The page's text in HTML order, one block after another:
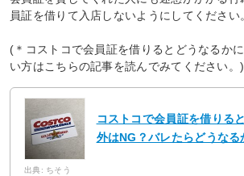
員証を借りて入店しないようにしてください
(＊コストコで会員証を借りるとどうなるか
い方はこちらの記事を読んでみてください。)
コストコで会員証を借りる
外はNG？バレたらどうなる
出典: ちそう